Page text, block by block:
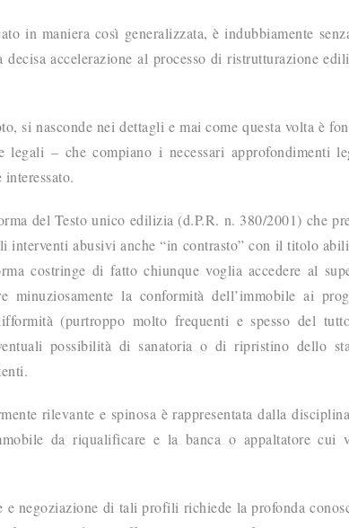
in maniera così generalizzata, è indubbiamente
decisa accelerazione al processo di ristrutturazione
si nasconde nei dettagli e mai come questa volta è
legali – che compiano i necessari approfondimenti
del Testo unico edilizia (d.P.R. n. 380/2001) che
interventi abusivi anche “in contrasto” con il titolo
costringe di fatto chiunque voglia accedere al
minuziosamente la conformità dell’immobile ai
(purtroppo molto frequenti e spesso del
possibilità di sanatoria o di ripristino dello
rilevante e spinosa è rappresentata dalla
da riqualificare e la banca o appaltatore cui
e negoziazione di tali profili richiede la profonda